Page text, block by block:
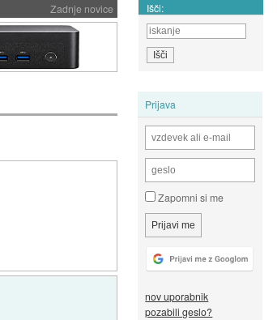
Zadnje novice Išči:
Prijava
Zapomni si me
nov uporabnik
pozabili geslo?